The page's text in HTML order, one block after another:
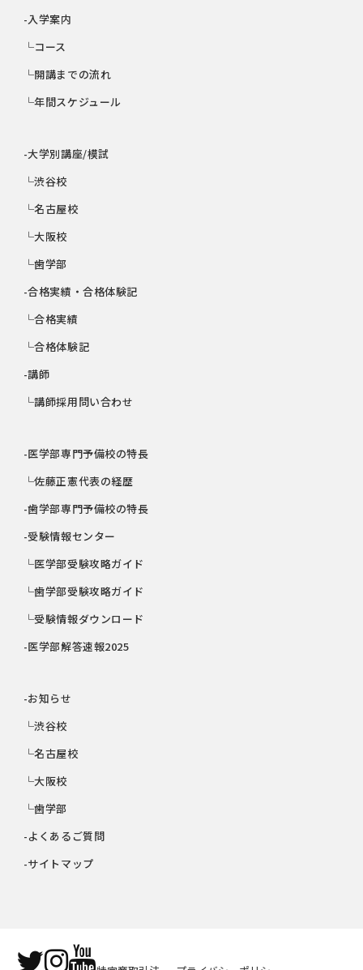
-入学案内
└コース
└開講までの流れ
└年間スケジュール
-大学別講座/模試
└渋谷校
└名古屋校
└大阪校
└歯学部
-合格実績・合格体験記
└合格実績
└合格体験記
-講師
└講師採用問い合わせ
-医学部専門予備校の特長
└佐藤正憲代表の経歴
-歯学部専門予備校の特長
-受験情報センター
└医学部受験攻略ガイド
└歯学部受験攻略ガイド
└受験情報ダウンロード
-医学部解答速報2025
-お知らせ
└渋谷校
└名古屋校
└大阪校
└歯学部
-よくあるご質問
-サイトマップ